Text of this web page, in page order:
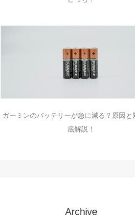
ガーミンのバッテリーが急に減る？原因と
底解説！
Archive